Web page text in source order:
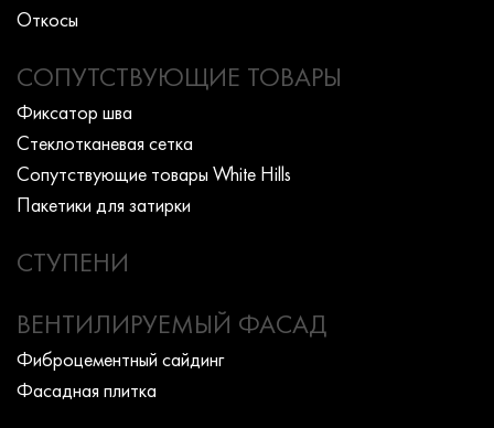
Откосы
СОПУТСТВУЮЩИЕ ТОВАРЫ
Фиксатор шва
Стеклотканевая сетка
Сопутствующие товары White Hills
Пакетики для затирки
СТУПЕНИ
ВЕНТИЛИРУЕМЫЙ ФАСАД
Фиброцементный сайдинг
Фасадная плитка